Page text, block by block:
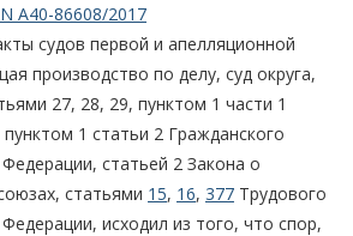
А40-86608/2017
судов первой и апелляционной
производство по делу, суд округа,
27, 28, 29, пунктом 1 части 1
1 статьи 2 Гражданского
статьей 2 Закона о
статьями 15, 16, 377 Трудового
исходил из того, что спор,